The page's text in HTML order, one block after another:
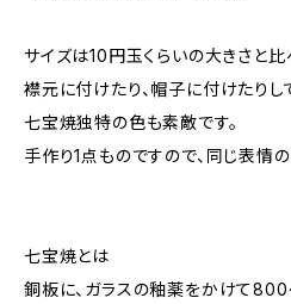
サイズは10円玉くらいの大きさと
襟元に付けたり、帽子に付けたりし
七宝焼独特の色も素敵です。
手作り1点ものですので、同じ表情の
七宝焼とは
銅板に、ガラスの釉薬をかけて